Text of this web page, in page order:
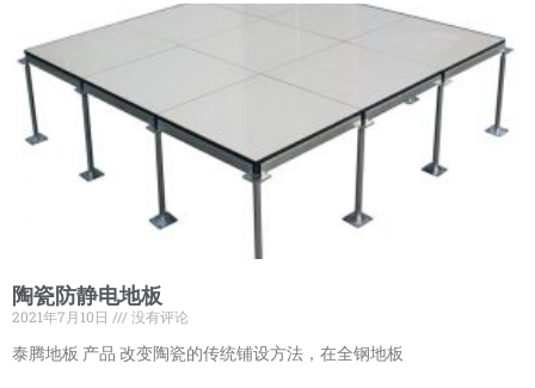
陶瓷防静电地板
2021年7月10日
没有评论
泰腾地板 产品 改变陶瓷的传统铺设方法，在全钢地板